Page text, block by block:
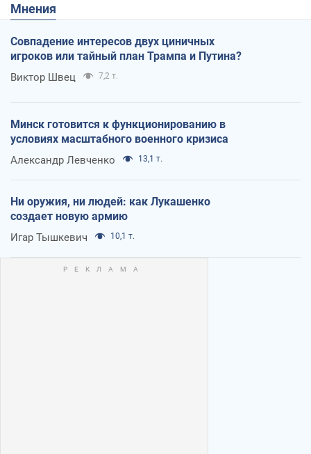
Мнения
Совпадение интересов двух циничных
игроков или тайный план Трампа и Путина?
Виктор Швец 7,2 т.
Минск готовится к функционированию в
условиях масштабного военного кризиса
Александр Левченко 13,1 т.
Ни оружия, ни людей: как Лукашенко
создает новую армию
Игар Тышкевич 10,1 т.